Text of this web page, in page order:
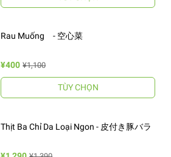
Rau Muống - 空心菜
¥400 ¥1,100
TÙY CHỌN
Thịt Ba Chỉ Da Loại Ngon - 皮付き豚バラ